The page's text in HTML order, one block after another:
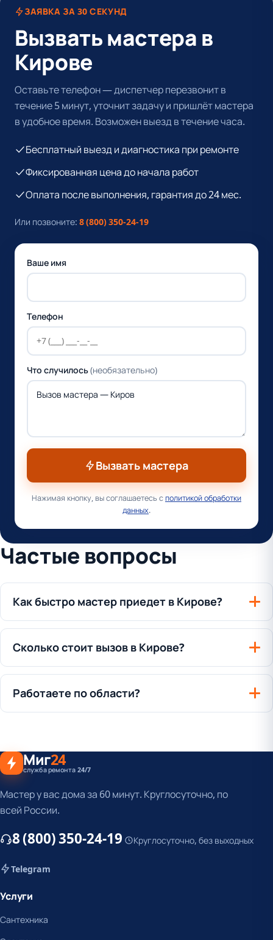
ЗАЯВКА ЗА 30 СЕКУНД
Вызвать мастера в
Кирове
Оставьте телефон — диспетчер перезвонит в
течение 5 минут, уточнит задачу и пришлёт мастера
в удобное время. Возможен выезд в течение часа.
Бесплатный выезд и диагностика при ремонте
Фиксированная цена до начала работ
Оплата после выполнения, гарантия до 24 мес.
Или позвоните: 8 (800) 350-24-19
Ваше имя
Телефон
Что случилось(необязательно)
Вызвать мастера
Нажимая кнопку, вы соглашаетесь сполитикой обработки
данных.
Частые вопросы
Как быстро мастер приедет в Кирове?
Сколько стоит вызов в Кирове?
Работаете по области?
Миг24
служба ремонта 24/7
Мастер у вас дома за 60 минут. Круглосуточно, по
всей России.
8 (800) 350-24-19 Круглосуточно, без выходных
Telegram
Услуги
Сантехника